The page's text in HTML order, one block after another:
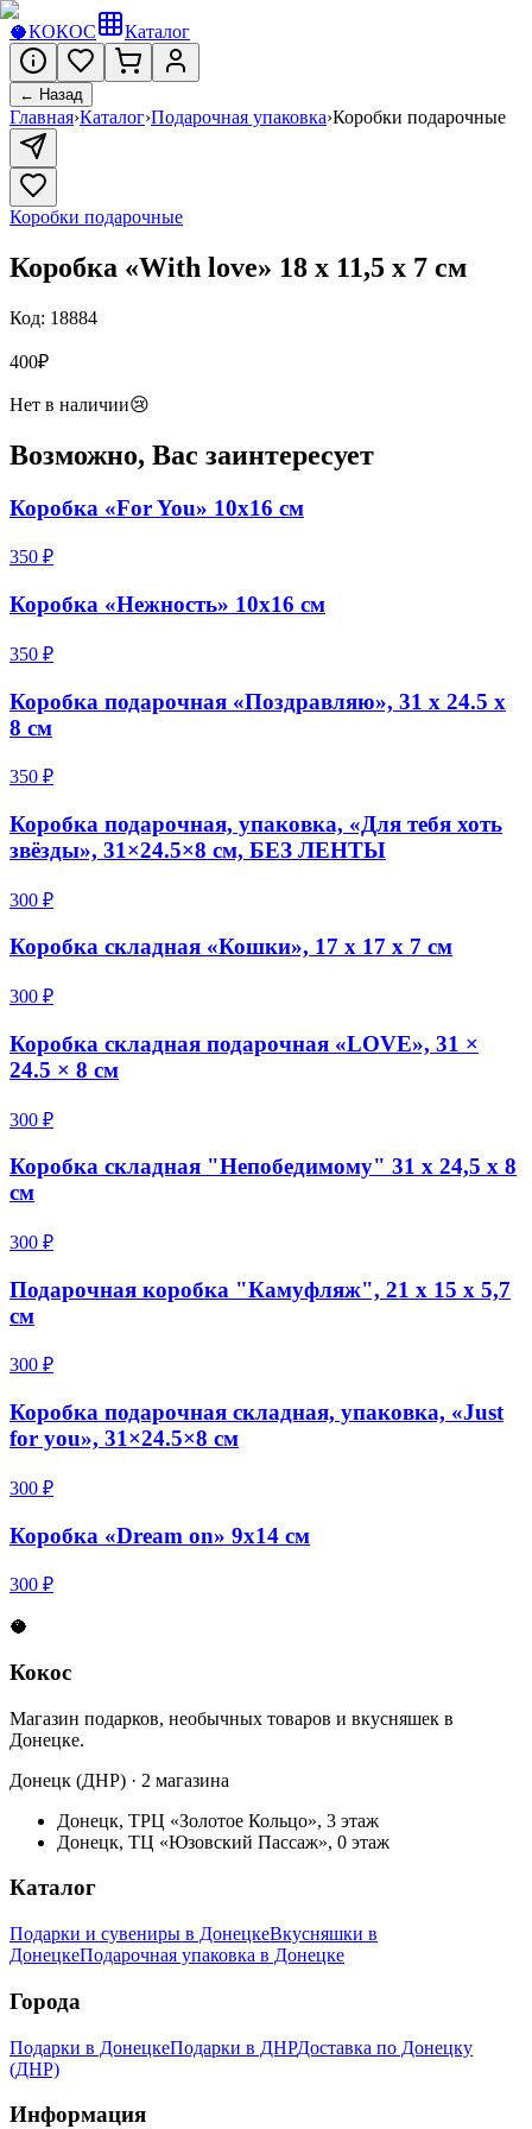
🥥КОКОС Каталог
← Назад
Главная›Каталог›Подарочная упаковка›Коробки подарочные
Коробки подарочные
Коробка «With love» 18 x 11,5 x 7 см
Код: 18884
400₽
Нет в наличии😢
Возможно, Вас заинтересует
Коробка «For You» 10x16 см
350 ₽
Коробка «Нежность» 10х16 см
350 ₽
Коробка подарочная «Поздравляю», 31 х 24.5 х
8 см
350 ₽
Коробка подарочная, упаковка, «Для тебя хоть
звёзды», 31×24.5×8 см, БЕЗ ЛЕНТЫ
300 ₽
Коробка складная «Кошки», 17 х 17 х 7 см
300 ₽
Коробка складная подарочная «LOVE», 31 ×
24.5 × 8 см
300 ₽
Коробка складная "Непобедимому" 31 х 24,5 х 8
см
300 ₽
Подарочная коробка "Камуфляж", 21 х 15 х 5,7
см
300 ₽
Коробка подарочная складная, упаковка, «Just
for you», 31×24.5×8 см
300 ₽
Коробка «Dream on» 9x14 см
300 ₽
🥥
Кокос
Магазин подарков, необычных товаров и вкусняшек в
Донецке.
Донецк (ДНР) · 2 магазина
Донецк, ТРЦ «Золотое Кольцо», 3 этаж
Донецк, ТЦ «Юзовский Пассаж», 0 этаж
Каталог
Подарки и сувениры в ДонецкеВкусняшки в
ДонецкеПодарочная упаковка в Донецке
Города
Подарки в ДонецкеПодарки в ДНРДоставка по Донецку
(ДНР)
Информация